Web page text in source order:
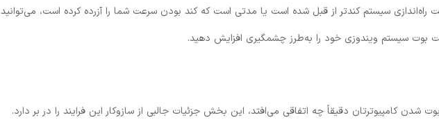
سیستم کندتر از قبل شده است یا مدتی است که کند بودن سرعت شما را آزرده کرده است، می‌توانید
بوت سیستم ویندوزی خود را به‌طرز چشمگیری افزایش دهید.
بوت شدن کامپیوترتان دقیقاً چه اتفاقی می‌افتد، این بخش جزئیات جالبی از سازوکار این فرایند را در بر دارد.